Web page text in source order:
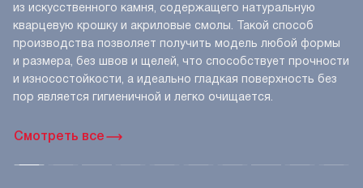
Смотреть все
из искусственного камня, содержащего натуральную
кварцевую крошку и акриловые смолы. Такой способ
производства позволяет получить модель любой формы
и размера, без швов и щелей, что способствует прочности
и износостойкости, а идеально гладкая поверхность без
пор является гигиеничной и легко очищается.